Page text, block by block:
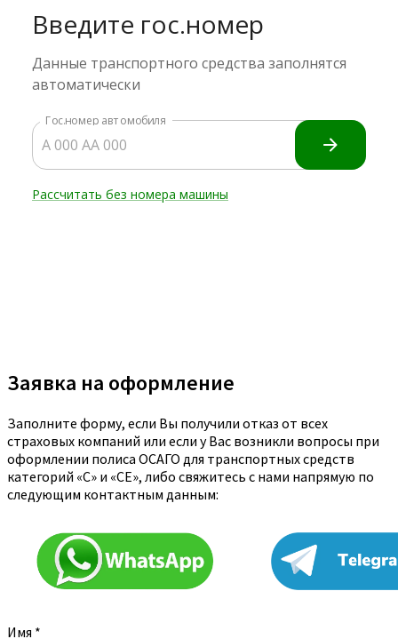
Заявка на оформление
Заполните форму, если Вы получили отказ от всех
страховых компаний или если у Вас возникли вопросы при
оформлении полиса ОСАГО для транспортных средств
категорий «C» и «CE», либо свяжитесь с нами напрямую по
следующим контактным данным:
Имя *